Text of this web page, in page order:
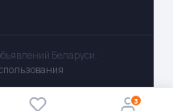
3
Беларуси. ·